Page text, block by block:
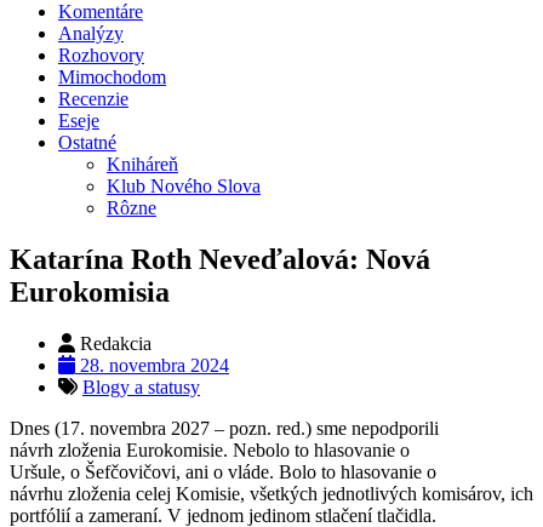
Komentáre
Analýzy
Rozhovory
Mimochodom
Recenzie
Eseje
Ostatné
Kniháreň
Klub Nového Slova
Rôzne
Katarína Roth Neveďalová: Nová
Eurokomisia
Redakcia
28. novembra 2024
Blogy a statusy
Dnes (17. novembra 2027 – pozn. red.) sme nepodporili
návrh zloženia Eurokomisie. Nebolo to hlasovanie o
Uršule, o Šefčovičovi, ani o vláde. Bolo to hlasovanie o
návrhu zloženia celej Komisie, všetkých jednotlivých komisárov, ich
portfólií a zameraní. V jednom jedinom stlačení tlačidla.